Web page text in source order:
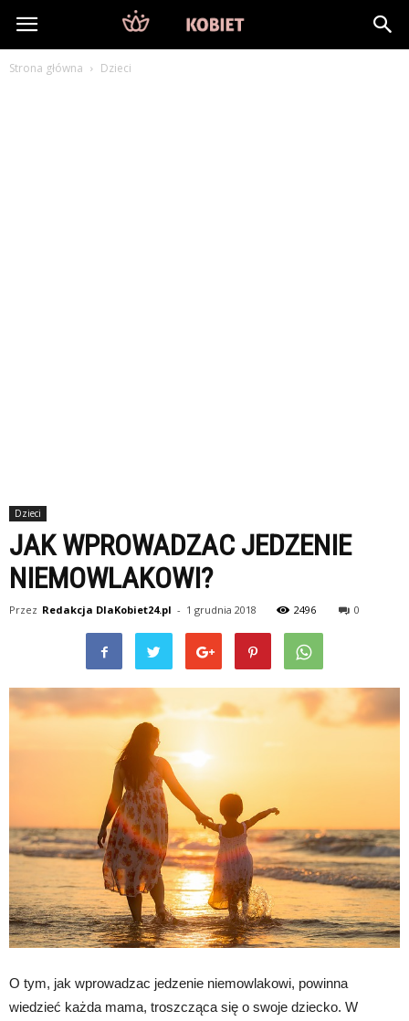
DlaKobiet24.pl
Strona główna Dzieci
Dzieci
JAK WPROWADZAC JEDZENIE
NIEMOWLAKOWI?
Przez Redakcja DlaKobiet24.pl - 1 grudnia 2018 2496 0
O tym, jak wprowadzac jedzenie niemowlakowi, powinna
wiedzieć każda mama, troszcząca się o swoje dziecko. W